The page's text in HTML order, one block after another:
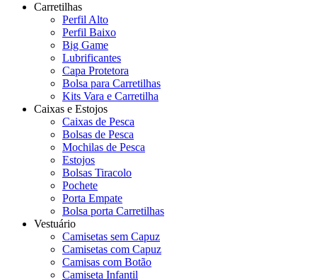
Carretilhas
Perfil Alto
Perfil Baixo
Big Game
Lubrificantes
Capa Protetora
Bolsa para Carretilhas
Kits Vara e Carretilha
Caixas e Estojos
Caixas de Pesca
Bolsas de Pesca
Mochilas de Pesca
Estojos
Bolsas Tiracolo
Pochete
Porta Empate
Bolsa porta Carretilhas
Vestuário
Camisetas sem Capuz
Camisetas com Capuz
Camisas com Botão
Camiseta Infantil